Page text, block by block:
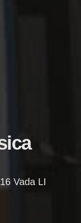
Vada LI